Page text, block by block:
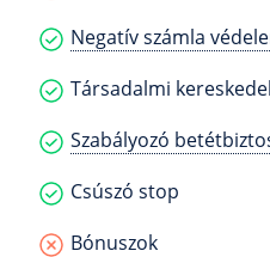
Negatív számla
Társadalmi
Szabályozó
Csúszó stop
Bónuszok